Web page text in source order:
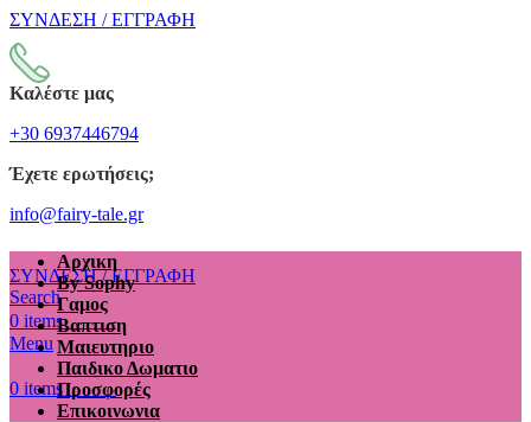
ΣΥΝΔΕΣΗ / ΕΓΓΡΑΦΗ
Καλέστε μας
+30 6937446794
Έχετε ερωτήσεις;
info@fairy-tale.gr
ΣΥΝΔΕΣΗ / ΕΓΓΡΑΦΗ
Search
0 items €0.00
Menu
0 items €0.00
Αρχικη
By Sophy
Γαμος
Βαπτιση
Μαιευτηριο
Παιδικο Δωματιο
Προσφορές
Επικοινωνια